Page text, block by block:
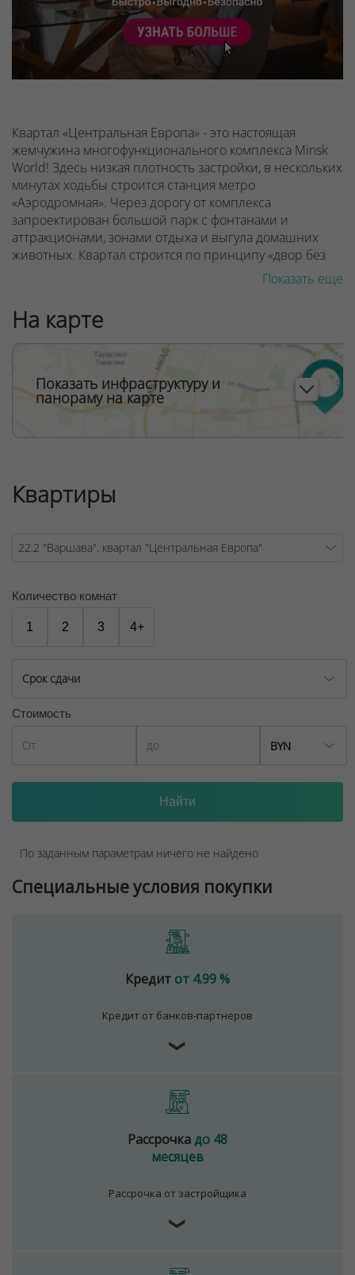
Квартал «Центральная Европа» - это настоящая
жемчужина многофункционального комплекса Minsk
World! Здесь низкая плотность застройки, в нескольких
минутах ходьбы строится станция метро
«Аэродромная». Через дорогу от комплекса
запроектирован большой парк с фонтанами и
аттракционами, зонами отдыха и выгула домашних
животных. Квартал строится по принципу «двор без
машин», поэтому все парковки вынесены на
периферию. По периметру расположены остановки
наземного транспорта.
ООО "Твоя столицаконсалт", УНП 190285638, лицензия
№02240/129 от 06.09.06г.
Договор на оказание риэлтерских услуг № 447/6, от
Показать еще
На карте
Показать инфраструктуру и
панораму на карте
Квартиры
Количество комнат
1 2 3 4+
Срок сдачи
Стоимость
BYN
По заданным параметрам ничего не найдено
Специальные условия покупки
Кредит от 4.99 %
Кредит от банков-партнеров
❯
Рассрочкадо 48
месяцев
Рассрочка от застройщика
❯